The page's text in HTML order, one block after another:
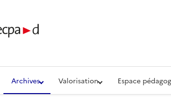
communication et de production
Archives Valorisation Espace